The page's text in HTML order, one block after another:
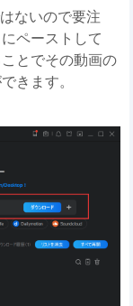
ないので要注
ペーストして
とでその動画の
きます。